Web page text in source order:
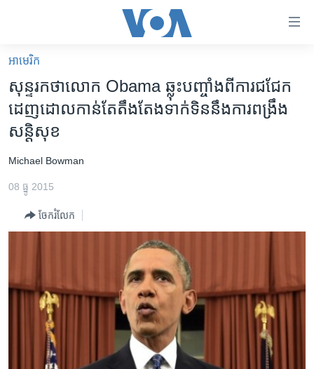
គេហទំព័រ​
ទាក់ទង
រំលង​
និង​
ចូល​
ទំព័រ​
ព័ត៌មាន​​
រំលង​
ទៅ​
អន្តរជាតិ
អាមេរិក
កម្ពុជាច្នៃប្រតិដ្ឋ
ព្រឹត្តិការណ៍ព័ត៌មាន
កម្មវិធីទាំងអស់
Khmer English
អាមេរិក​
សុន្ទរកថា​​​លោក​ Obama ឆ្លុះ​​​បញ្ចាំង​​​ពី​​​ការ​ជជែក​​​
ដេញដោល​​​កាន់​​​តែ​​​តឹងតែង​ទាក់ទិន​នឹង​ការ​ពង្រឹង​
សន្តិសុខ
Michael Bowman
08 ធ្នូ 2015
ចែករំលែក